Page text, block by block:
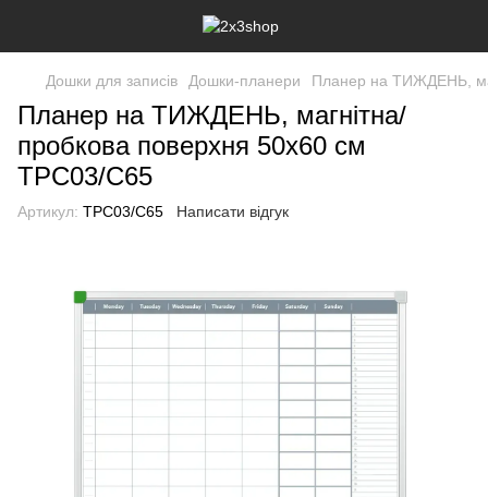
Дошки для записів Дошки-планери Планер на ТИЖДЕНЬ,
Планер на ТИЖДЕНЬ, магнітна/
пробкова поверхня 50х60 см
TPC03/C65
Артикул: TPC03/C65 Написати відгук